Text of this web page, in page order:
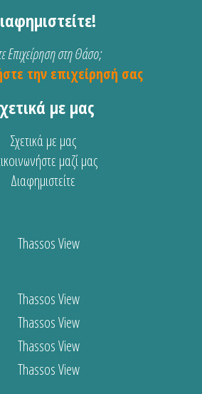
Επιχείρηση στη Θάσο;
την επιχείρησή σας
με μας
Σχετικά με μας
μαζί μας
Διαφημιστείτε